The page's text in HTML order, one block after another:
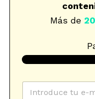
Más de
C